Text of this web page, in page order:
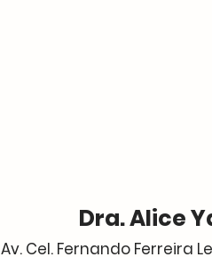
Dra. Alice
Av. Cel. Fernando Ferreira